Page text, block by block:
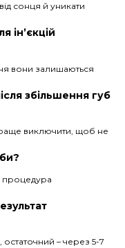
сонця й уникати
ін’єкцій
вони залишаються
збільшення губ
виключити, щоб не
процедура
– через 5-7